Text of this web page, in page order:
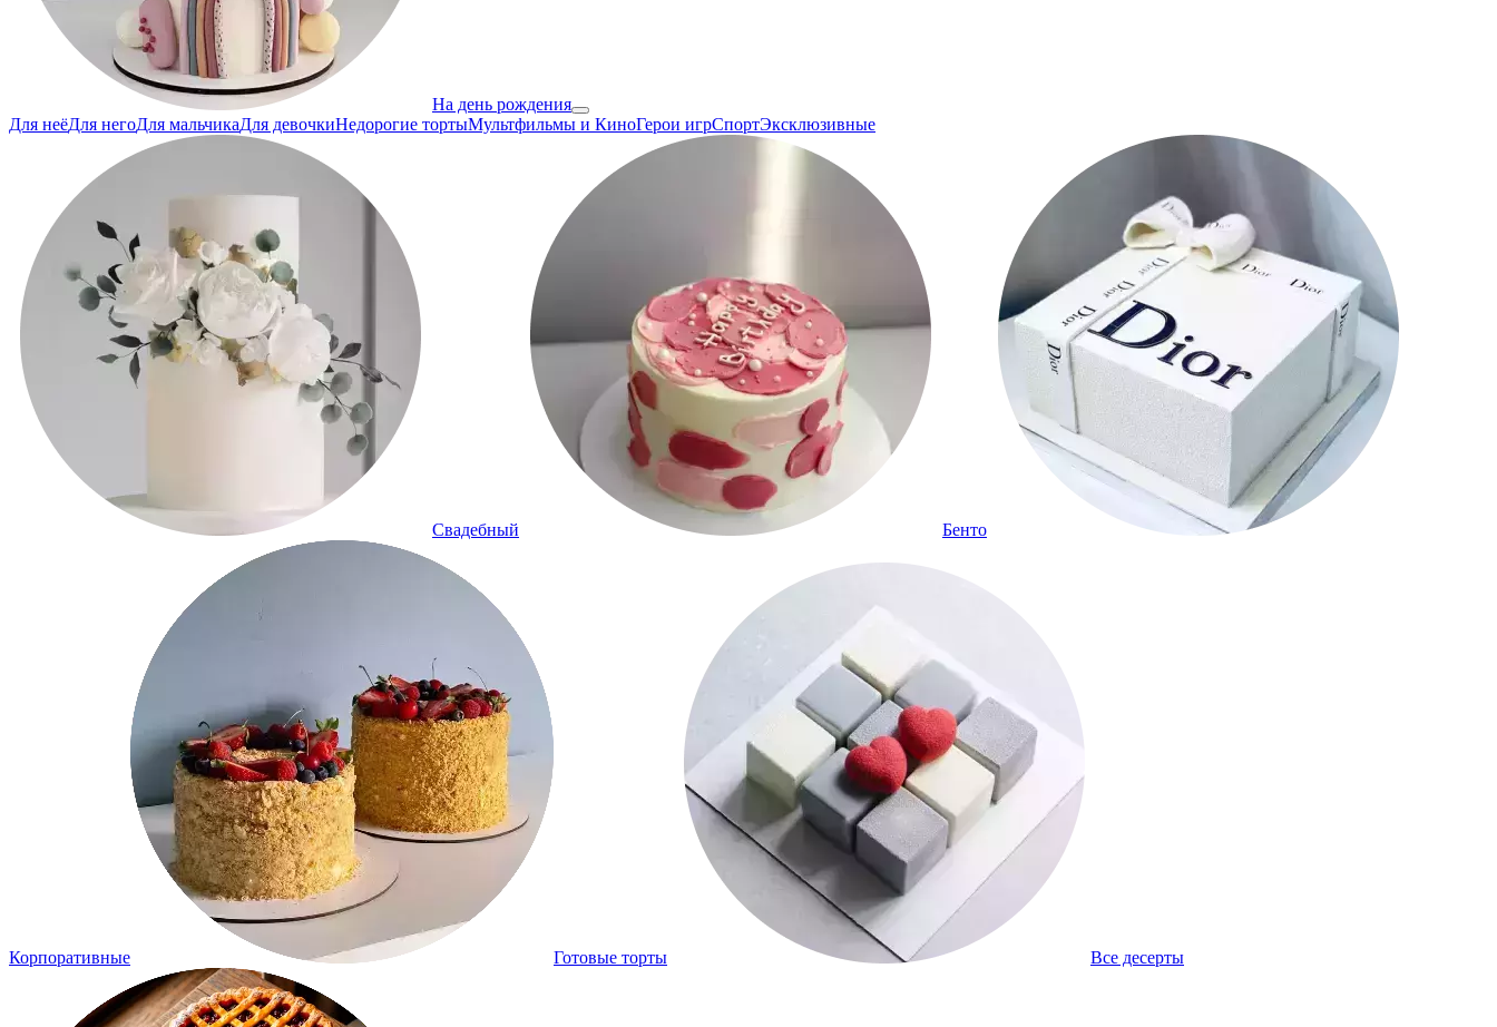
На день рождения
Для неёДля негоДля мальчикаДля девочкиНедорогие тортыМультфильмы и КиноГерои игрСпортЭксклюзивные
Свадебный Бенто
Корпоративные Готовые торты Все десерты